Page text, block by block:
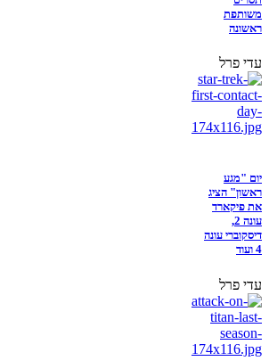
משותפת
ראשונה
עדי פרל
יום "מגע
ראשון" הציג
את פיקארד
עונה 2,
דיסקוברי עונה
4 ועוד
עדי פרל